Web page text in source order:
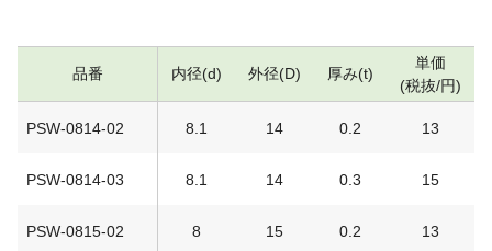
品番 内径(d) 外径(D) 厚み(t)
単価
(税抜/円)
PSW-0814-02 8.1 14 0.2 13
PSW-0814-03 8.1 14 0.3 15
PSW-0815-02 8 15 0.2 13